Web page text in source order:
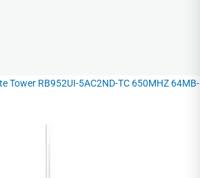
Tower RB952UI-5AC2ND-TC 650MHZ 64MB-